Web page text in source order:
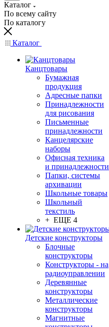
Каталог
По всему сайту
По каталогу
Каталог
Канцтовары
Бумажная
продукция
Адресные папки
Принадлежности
для рисования
Письменные
принадлежности
Канцелярские
наборы
Офисная техника
и принадлежности
Папки, системы
архивации
Школьные товары
Школьный
текстиль
+ ЕЩЕ 4
Детские конструкторы
Блочные
конструкторы
Конструкторы - на
радиоуправлении
Деревянные
конструкторы
Металлические
конструкторы
Магнитные